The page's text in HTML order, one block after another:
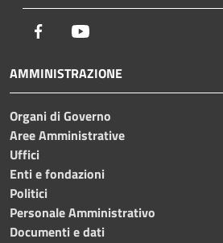
Facebook
AMMINISTRAZIONE
Organi di Governo
Aree Amministrative
Uffici
Enti e fondazioni
Politici
Personale Amministrativo
Documenti e dati